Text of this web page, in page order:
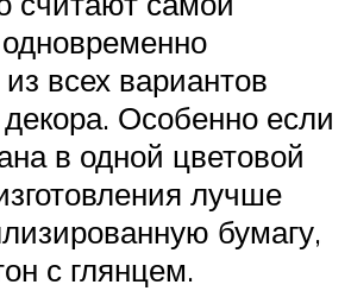
всех вариантов
декора. Особенно если
в одной цветовой
лучше
бумагу,
с глянцем.